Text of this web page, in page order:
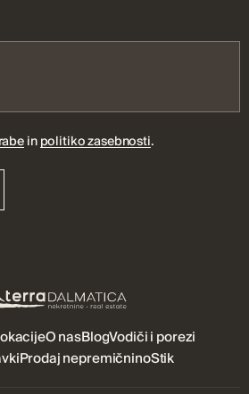
inpolitiko zasebnosti.
O nasBlogVodiči i porezi
Prodaj nepremičninoStik